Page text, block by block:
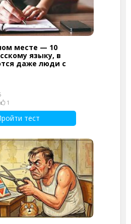
месте — 10
языку, в
даже люди с
1
тест